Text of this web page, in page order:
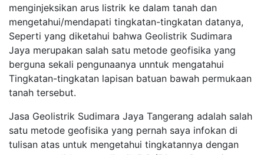
menginjeksikan arus listrik ke dalam tanah dan
mengetahui/mendapati tingkatan-tingkatan datanya,
Seperti yang diketahui bahwa Geolistrik Sudimara
Jaya merupakan salah satu metode geofisika yang
berguna sekali pengunaanya unntuk mengatahui
Tingkatan-tingkatan lapisan batuan bawah permukaan
tanah tersebut.
Jasa Geolistrik Sudimara Jaya Tangerang adalah salah
satu metode geofisika yang pernah saya infokan di
tulisan atas untuk mengetahui tingkatannya dengan